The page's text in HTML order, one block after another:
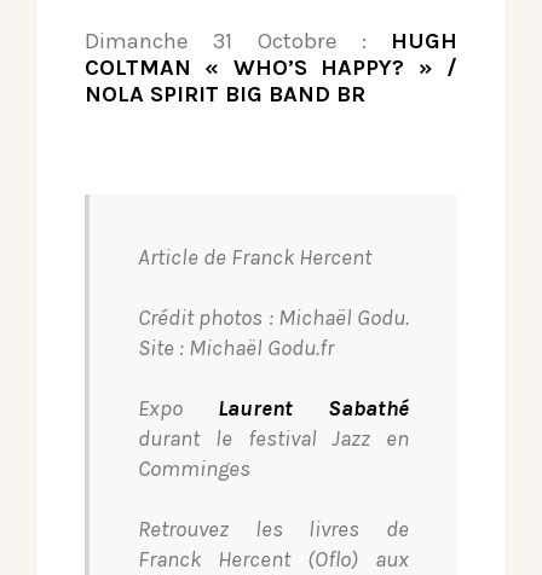
Dimanche 31 Octobre : HUGH
COLTMAN « WHO’S HAPPY? » /
NOLA SPIRIT BIG BAND BR
Article de Franck Hercent
Crédit photos : Michaël Godu.
Site : Michaël Godu.fr
Expo Laurent Sabathé
durant le festival Jazz en
Comminges
Retrouvez les livres de
Franck Hercent (Oflo) aux